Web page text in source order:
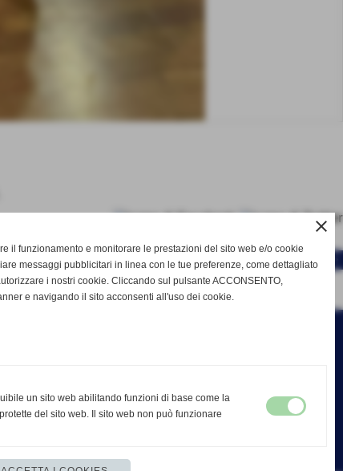
SUCCESSIVO >>
close
il funzionamento e monitorare le prestazioni del sito web e/o cookie
messaggi pubblicitari in linea con le tue preferenze, come dettagliato
i nostri cookie. Cliccando sul pulsante ACCONSENTO,
e navigando il sito acconsenti all'uso dei cookie.
un sito web abilitando funzioni di base come la
del sito web. Il sito web non può funzionare